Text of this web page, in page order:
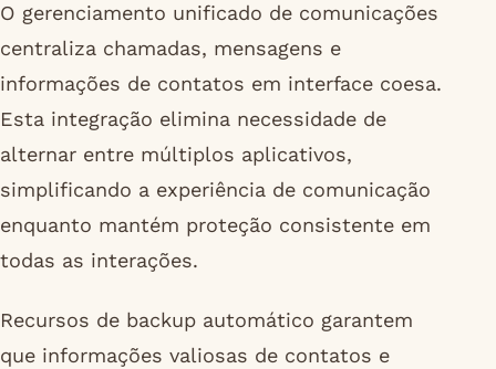
O gerenciamento unificado de comunicações
centraliza chamadas, mensagens e
informações de contatos em interface coesa.
Esta integração elimina necessidade de
alternar entre múltiplos aplicativos,
simplificando a experiência de comunicação
enquanto mantém proteção consistente em
todas as interações.
Recursos de backup automático garantem
que informações valiosas de contatos e